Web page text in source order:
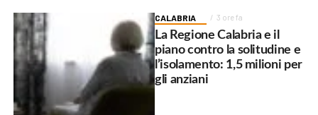
CALABRIA 3 ore fa
La Regione Calabria e il
piano contro la solitudine e
l’isolamento: 1,5 milioni per
gli anziani